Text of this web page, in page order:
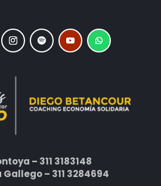
– 311 3183148
– 311 3284694